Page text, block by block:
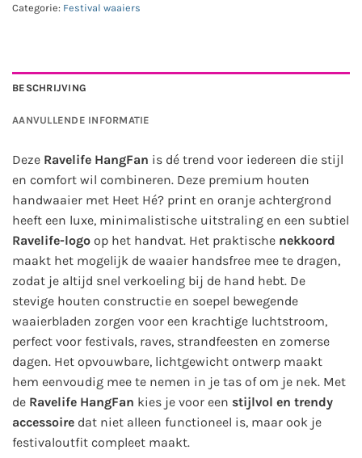
Categorie: Festival waaiers
BESCHRIJVING
AANVULLENDE INFORMATIE
Deze Ravelife HangFan is dé trend voor iedereen die stijl
en comfort wil combineren. Deze premium houten
handwaaier met Heet Hé? print en oranje achtergrond
heeft een luxe, minimalistische uitstraling en een subtiel
Ravelife-logo op het handvat. Het praktische nekkoord
maakt het mogelijk de waaier handsfree mee te dragen,
zodat je altijd snel verkoeling bij de hand hebt. De
stevige houten constructie en soepel bewegende
waaierbladen zorgen voor een krachtige luchtstroom,
perfect voor festivals, raves, strandfeesten en zomerse
dagen. Het opvouwbare, lichtgewicht ontwerp maakt
hem eenvoudig mee te nemen in je tas of om je nek. Met
de Ravelife HangFan kies je voor een stijlvol en trendy
accessoire dat niet alleen functioneel is, maar ook je
festivaloutfit compleet maakt.